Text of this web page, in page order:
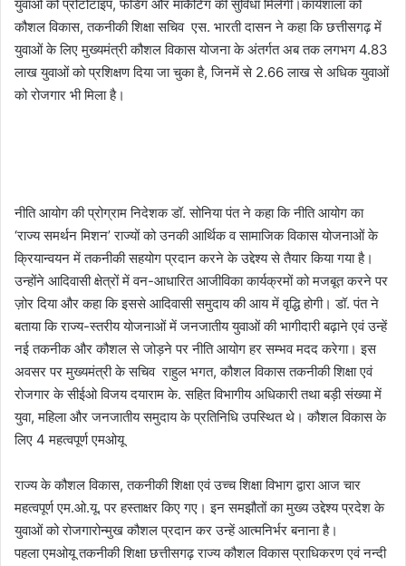
युवाओं को प्रोटोटाइप, फंडिंग और मार्केटिंग की सुविधा मिलेगी।कार्यशाला को
कौशल विकास, तकनीकी शिक्षा सचिव एस. भारती दासन ने कहा कि छत्तीसगढ़ में
युवाओं के लिए मुख्यमंत्री कौशल विकास योजना के अंतर्गत अब तक लगभग 4.83
लाख युवाओं को प्रशिक्षण दिया जा चुका है, जिनमें से 2.66 लाख से अधिक युवाओं
को रोजगार भी मिला है।
नीति आयोग की प्रोग्राम निदेशक डॉ. सोनिया पंत ने कहा कि नीति आयोग का
‘राज्य समर्थन मिशन’ राज्यों को उनकी आर्थिक व सामाजिक विकास योजनाओं के
क्रियान्वयन में तकनीकी सहयोग प्रदान करने के उद्देश्य से तैयार किया गया है।
उन्होंने आदिवासी क्षेत्रों में वन-आधारित आजीविका कार्यक्रमों को मजबूत करने पर
ज़ोर दिया और कहा कि इससे आदिवासी समुदाय की आय में वृद्धि होगी। डॉ. पंत ने
बताया कि राज्य-स्तरीय योजनाओं में जनजातीय युवाओं की भागीदारी बढ़ाने एवं उन्हें
नई तकनीक और कौशल से जोड़ने पर नीति आयोग हर सम्भव मदद करेगा। इस
अवसर पर मुख्यमंत्री के सचिव राहुल भगत, कौशल विकास तकनीकी शिक्षा एवं
रोजगार के सीईओ विजय दयाराम के. सहित विभागीय अधिकारी तथा बड़ी संख्या में
युवा, महिला और जनजातीय समुदाय के प्रतिनिधि उपस्थित थे। कौशल विकास के
लिए 4 महत्वपूर्ण एमओयू
राज्य के कौशल विकास, तकनीकी शिक्षा एवं उच्च शिक्षा विभाग द्वारा आज चार
महत्वपूर्ण एम.ओ.यू. पर हस्ताक्षर किए गए। इन समझौतों का मुख्य उद्देश्य प्रदेश के
युवाओं को रोजगारोन्मुख कौशल प्रदान कर उन्हें आत्मनिर्भर बनाना है।
पहला एमओयू तकनीकी शिक्षा छत्तीसगढ़ राज्य कौशल विकास प्राधिकरण एवं नन्दी